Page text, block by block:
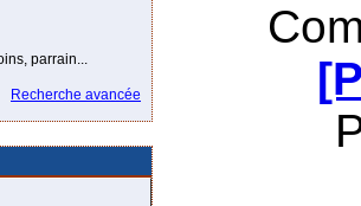
parrain...
Recherche avancée